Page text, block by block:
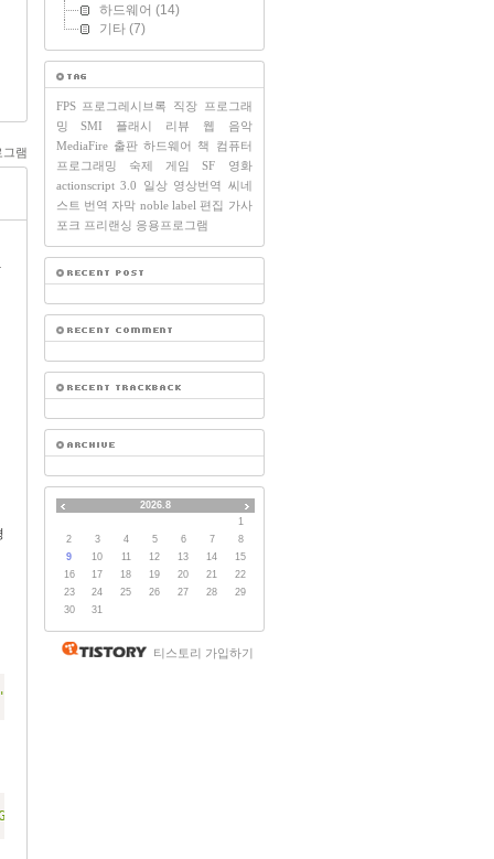
그램
Data\Default\Preferences"
하드웨어 (14)
기타(7)
FPS 프로그레시브록 직장 프로그래
밍
SMI 플래시 리뷰 웹
음악
MediaFire 출판 하드웨어 책
컴퓨터
프로그래밍
숙제 게임 SF
영화
actionscript 3.0
일상 영상번역 씨네
스트 번역 자막 noble label 편집 가사
포크 프리랜싱 응용프로그램
2026.8
1
2
3 4 5 6 7
8
9
10 11 12 13 14
15
16
17 18 19 20 21
22
23
24 25 26 27 28
29
30
31
티스토리 가입하기